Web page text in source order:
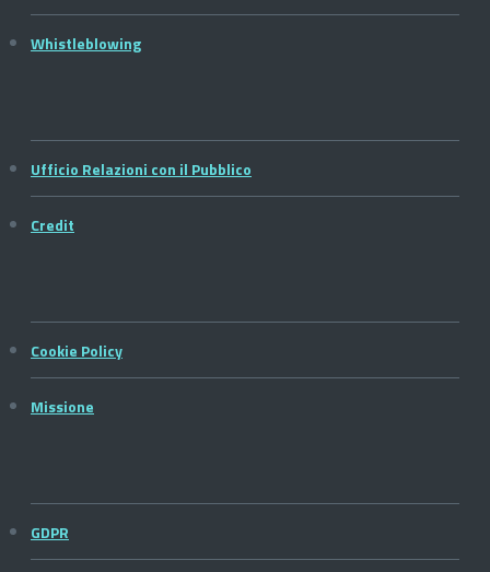
Whistleblowing
Ufficio Relazioni con il Pubblico
Credit
Cookie Policy
Missione
GDPR